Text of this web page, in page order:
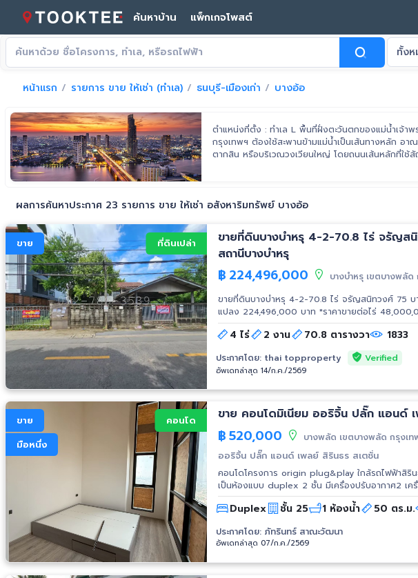
ค้นหาบ้าน แพ็กเกจโพสต์
ทั้ง
หน้าแรก รายการ ขาย ให้เช่า (ทำเล) ธนบุรี-เมืองเก่า บางอ้อ
ตำแหน่งที่ตั้ง : ทำเล L พื้นที่ฝั่งตะวันตกของแม่น้ำเจ้าพ
กรุงเทพฯ ต้องใช้สะพานข้ามแม่น้ำเป็นเส้นทางหลัก อ
ตากสิน หรือบริเวณวงเวียนใหญ่ โดยถนนเส้นหลักที่ใ
ผลการค้นหาประกาศ 23 รายการ ขาย ให้เช่า อสังหาริมทรัพย์ บางอ้อ
ขาย ที่ดินเปล่า
ขายที่ดินบางบำหรุ 4-2-70.8 ไร่ จรัญส
สถานีบางบำหรุ
฿ 224,496,000
บางบำหรุ เขตบางพลั
ขายที่ดินบางบำหรุ 4-2-70.8 ไร่ จรัญสนิทวงศ์ 75 บางบำ
แปลง 224,496,000 บาท *ราคาขายต่อไร่
บาทต่อตร.วา ขนาดที่ดินรวม 4-2-70.8 ไร่ (1870.8 ตร.วา) *โซนสีส้ม ย.๗-๖ *ที่ดินติดซอย
จรัญสนิทวงศ์75 *หน้ากว้างติดถนนซอยจรัญฯ75
สถานที่ใกล้เคียง วัดเพลง, สถานีตำรวจนครบาลบา
ซ์) ใกล้ทางขึ้น-ลงทางด่วนศรีรัช ด่านเก็บเงิน บางบ
อ่อน สถานีบางบำหรุ รถไฟฟ้าสายสีน้ำเงิน สถานี สิริ
13.79332111,100.48873859 รายละเอียดเพิ่มเติมคลิ๊ก: https://thaitopproperty.com/112211-.html
thaitopproperty@hotmail.comwww.ThaiTopProperty.com #
บางบำหรุ #ที่ดินบางพลัด #ที่ดินใกล้สถานีรถไฟฟ้าบ
ใกล้ทางด่วน
4 ไร่ 2 งาน 70.8 ตารางวา 1833
ประกาศโดย: thai topproperty Verified
อัพเดทล่าสุด 14/ก.ค./2569
ขาย
มือหนึ่ง
คอนโด ขาย คอนโดมิเนียม ออริจิ้น ปลั๊ก แอนด์
฿520,000 บางพลัด เขตบางพลัด กรุงเ
ออริจิ้น ปลั๊ก แอนด์ เพลย์ สิรินธร สเตชั่น
คอนโดโครงการ origin plug&play ใกล้รถไฟฟ้าสิริ
เป็นห้องแบบ duplex 2 ชั้น มีเครื่องปรับอากาศ2 เ
มาตรฐานสูง ห้องเส
Duplex ชั้น 25 1 ห้องน้ำ 50 ตร.ม.
ประกาศโดย: ภัทรินทร์ สาณะวัฒนา
อัพเดทล่าสุด 07/ก.ค./2569